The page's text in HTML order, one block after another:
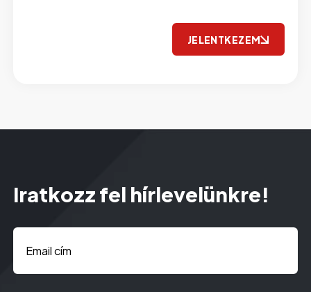
JELENTKEZEM
Iratkozz fel hírlevelünkre!
Email